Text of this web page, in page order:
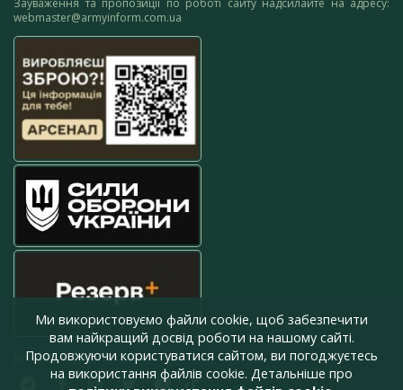
webmaster@armyinform.com.ua
press@armyinform.com.ua
Ми використовуємо файли cookie, щоб забезпечити
вам найкращий досвід роботи на нашому сайті.
Продовжуючи користуватися сайтом, ви погоджуєтесь
на використання файлів cookie. Детальніше про